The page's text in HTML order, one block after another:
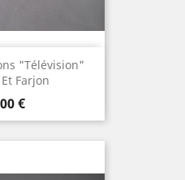
"Télévision"
Farjon
€